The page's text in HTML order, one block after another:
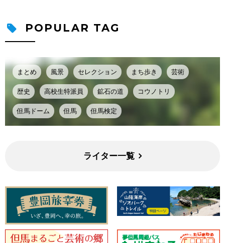
POPULAR TAG
まとめ 風景 セレクション まち歩き 芸術
歴史 高校生特派員 鉱石の道 コウノトリ
但馬ドーム 但馬 但馬検定
ライター一覧